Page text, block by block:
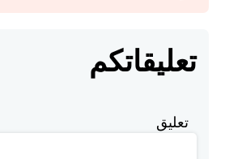
تعليقاتكم
تعليق